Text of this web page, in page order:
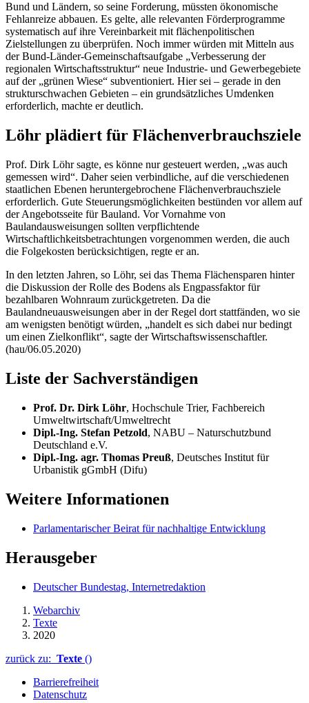
Bund und Ländern, so seine Forderung, müssten ökonomische
Fehlanreize abbauen. Es gelte, alle relevanten Förderprogramme
systematisch auf ihre Vereinbarkeit mit flächenpolitischen
Zielstellungen zu überprüfen. Noch immer würden mit Mitteln aus
der Bund-Länder-Gemeinschaftsaufgabe „Verbesserung der
regionalen Wirtschaftsstruktur“ neue Industrie- und Gewerbegebiete
auf der „grünen Wiese“ subventioniert. Hier sei – gerade in den
strukturschwachen Gebieten – ein grundsätzliches Umdenken
erforderlich, machte er deutlich.
Löhr plädiert für Flächenverbrauchsziele
Prof. Dirk Löhr sagte, es könne nur gesteuert werden, „was auch
gemessen wird“. Daher seien verbindliche, auf die verschiedenen
staatlichen Ebenen heruntergebrochene Flächenverbrauchsziele
erforderlich. Gute Steuerungsmöglichkeiten bestünden vor allem auf
der Angebotsseite für Bauland. Vor Vornahme von
Baulandausweisungen sollten verpflichtende
Wirtschaftlichkeitsbetrachtungen vorgenommen werden, die auch
die Folgekosten berücksichtigen, regte er an.
In den letzten Jahren, so Löhr, sei das Thema Flächensparen hinter
die Diskussion der Rolle des Bodens als Engpassfaktor für
bezahlbaren Wohnraum zurückgetreten. Da die
Baulandneuausweisungen aber in der Regel dort stattfänden, wo sie
am wenigsten benötigt würden, „handelt es sich dabei nur bedingt
um einen Zielkonflikt“, sagte der Wirtschaftswissenschaftler.
(hau/06.05.2020)
Liste der Sachverständigen
Prof. Dr. Dirk Löhr, Hochschule Trier, Fachbereich
Umweltwirtschaft/Umweltrecht
Dipl.-Ing. Stefan Petzold, NABU – Naturschutzbund
Deutschland e.V.
Dipl.-Ing. agr. Thomas Preuß, Deutsches Institut für
Urbanistik gGmbH (Difu)
Weitere Informationen
Parlamentarischer Beirat für nachhaltige Entwicklung
Herausgeber
Deutscher Bundestag, Internetredaktion
Webarchiv
Texte
2020
zurück zu: Texte ()
Barrierefreiheit
Datenschutz